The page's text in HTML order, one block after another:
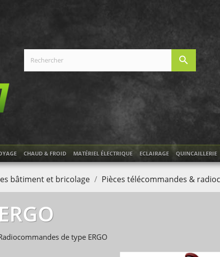
search
CHAUD & FROID MATÉRIEL ÉLECTRIQUE ECLAIRAGE QUINCAILLERIE
bâtiment et bricolage Pièces télécommandes &
de type ERGO